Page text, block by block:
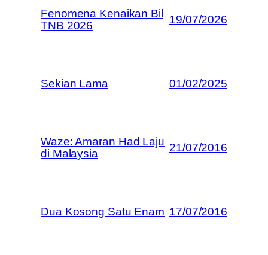
Fenomena Kenaikan Bil
TNB 2026
19/07/2026
Sekian Lama 01/02/2025
Waze: Amaran Had Laju
di Malaysia
21/07/2016
Dua Kosong Satu Enam 17/07/2016